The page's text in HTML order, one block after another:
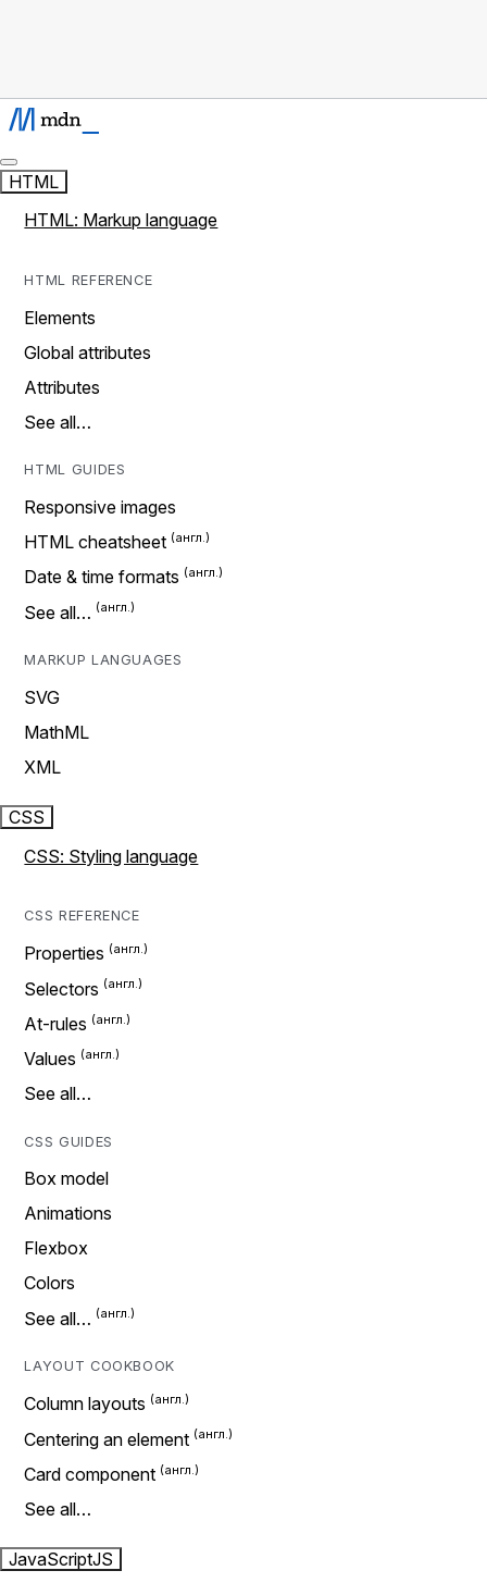
HTML
HTML: Markup language
HTML REFERENCE
Elements
Global attributes
Attributes
See all…
HTML GUIDES
Responsive images
HTML cheatsheet
Date & time formats
See all…
MARKUP LANGUAGES
SVG
MathML
XML
CSS
CSS: Styling language
CSS REFERENCE
Properties
Selectors
At-rules
Values
See all…
CSS GUIDES
Box model
Animations
Flexbox
Colors
See all…
LAYOUT COOKBOOK
Column layouts
Centering an element
Card component
See all…
JavaScriptJS